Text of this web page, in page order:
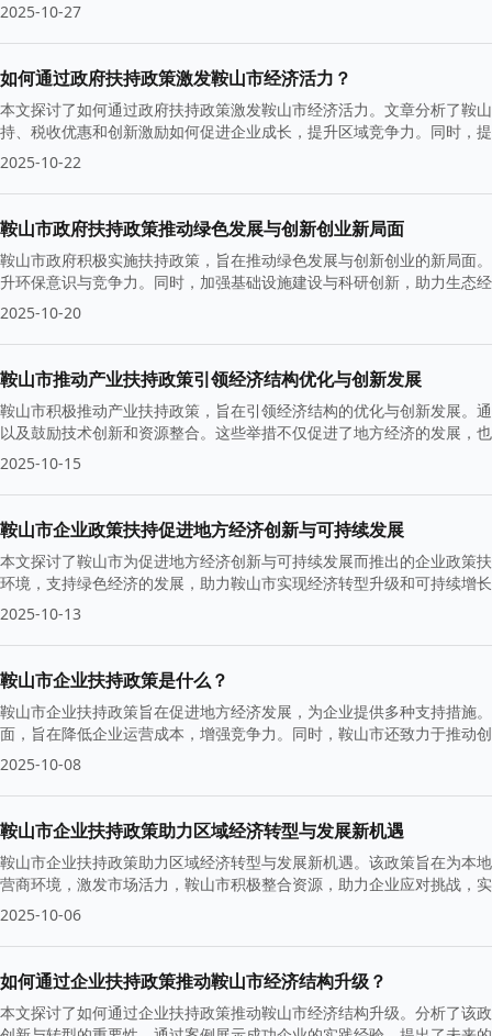
2025-10-27
如何通过政府扶持政策激发鞍山市经济活力？
本文探讨了如何通过政府扶持政策激发鞍山市经济活力。文章分析了鞍
持、税收优惠和创新激励如何促进企业成长，提升区域竞争力。同时，
2025-10-22
鞍山市政府扶持政策推动绿色发展与创新创业新局面
鞍山市政府积极实施扶持政策，旨在推动绿色发展与创新创业的新局面
升环保意识与竞争力。同时，加强基础设施建设与科研创新，助力生态
2025-10-20
鞍山市推动产业扶持政策引领经济结构优化与创新发展
鞍山市积极推动产业扶持政策，旨在引领经济结构的优化与创新发展。
以及鼓励技术创新和资源整合。这些举措不仅促进了地方经济的发展，
中脱颖而出。
2025-10-15
鞍山市企业政策扶持促进地方经济创新与可持续发展
本文探讨了鞍山市为促进地方经济创新与可持续发展而推出的企业政策
环境，支持绿色经济的发展，助力鞍山市实现经济转型升级和可持续增
现共赢。
2025-10-13
鞍山市企业扶持政策是什么？
鞍山市企业扶持政策旨在促进地方经济发展，为企业提供多种支持措施
面，旨在降低企业运营成本，增强竞争力。同时，鞍山市还致力于推动
力。
2025-10-08
鞍山市企业扶持政策助力区域经济转型与发展新机遇
鞍山市企业扶持政策助力区域经济转型与发展新机遇。该政策旨在为本
营商环境，激发市场活力，鞍山市积极整合资源，助力企业应对挑战，
2025-10-06
如何通过企业扶持政策推动鞍山市经济结构升级？
本文探讨了如何通过企业扶持政策推动鞍山市经济结构升级。分析了该